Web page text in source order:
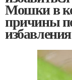
Мошки в
причины
избавления